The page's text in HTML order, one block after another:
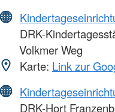
DRK-
Volkmer Weg
Karte: Link zur
DRK-Hort